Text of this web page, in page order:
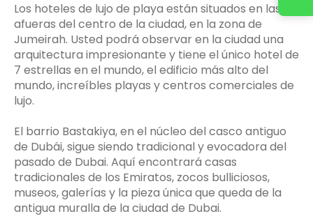
Los hoteles de lujo de playa están situados en las
afueras del centro de la ciudad, en la zona de
Jumeirah. Usted podrá observar en la ciudad una
arquitectura impresionante y tiene el único hotel de
7 estrellas en el mundo, el edificio más alto del
mundo, increíbles playas y centros comerciales de
lujo.
El barrio Bastakiya, en el núcleo del casco antiguo
de Dubái, sigue siendo tradicional y evocadora del
pasado de Dubai. Aquí encontrará casas
tradicionales de los Emiratos, zocos bulliciosos,
museos, galerías y la pieza única que queda de la
antigua muralla de la ciudad de Dubai.